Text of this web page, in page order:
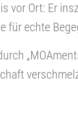
vor Ort: Er
für echte